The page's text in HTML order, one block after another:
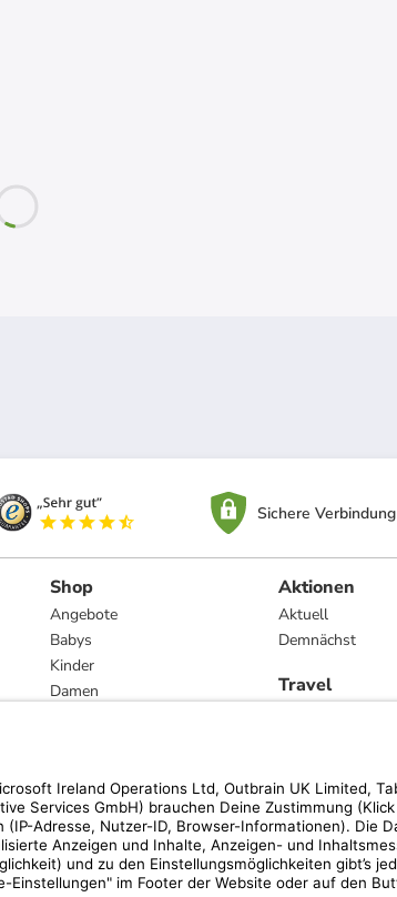
Sichere Verbindung
Shop
Angebote
Babys
Kinder
Damen
Marken
Aktionen
Aktuell
Demnächst
Travel